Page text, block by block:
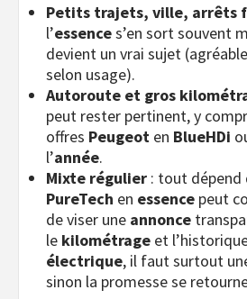
Petits trajets, ville, arrêts
l’essences’en sort souvent
devient un vrai sujet
selon usage).
Autoroute et gros
peut rester pertinent, y
offres Peugeot en BlueHDi
l’année.
Mixte régulier : tout dépend
PureTech en essence peut
de viser une annonce
le kilométrage et
électrique, il faut surtout
sinon la promesse se